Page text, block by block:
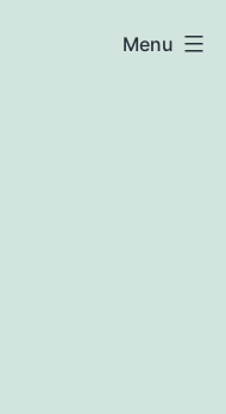
Menu